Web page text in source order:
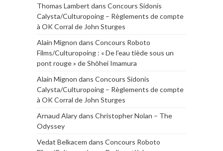
Thomas Lambert dans Concours Sidonis
Calysta/Culturopoing – Règlements de compte
à OK Corral de John Sturges
Alain Mignon dans Concours Roboto
Films/Culturopoing : « De l’eau tiède sous un
pont rouge » de Shōhei Imamura
Alain Mignon dans Concours Sidonis
Calysta/Culturopoing – Règlements de compte
à OK Corral de John Sturges
Arnaud Alarydans Christopher Nolan – The
Odyssey
Vedat Belkacem dans Concours Roboto